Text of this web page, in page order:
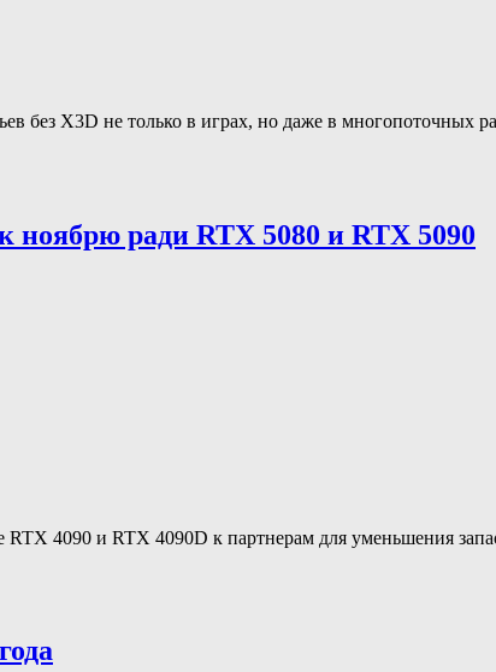
без X3D не только в играх, но даже в многопоточных
ноябрю ради RTX 5080 и RTX 5090
4090 и RTX 4090D к партнерам для уменьшения